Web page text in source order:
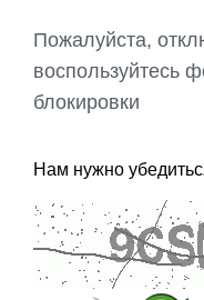
Пожалуйста,
воспользуйтесь
блокировки
Нам нужно